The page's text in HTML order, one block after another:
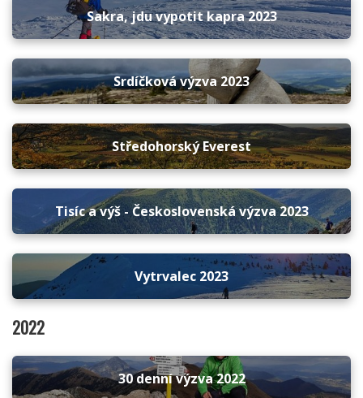
Sakra, jdu vypotit kapra 2023
Srdíčková výzva 2023
Středohorský Everest
Tisíc a výš - Československá výzva 2023
Vytrvalec 2023
2022
30 denní výzva 2022